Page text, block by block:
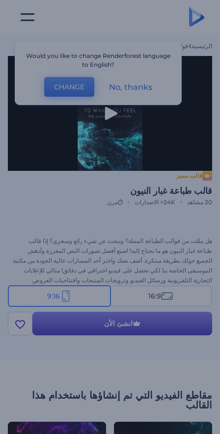
الرئيسية قوالب
قالب مميز
قالب طباعة غبار النيون
20 مشاهد 24K+ الاصدارات مرن
هل مللت من قوالب الطباعة المملة؟ وتبحث عن شيء رائع وسحري؟ إذَا قالب
طباعة غبار النيون هو ما تحتاج إليه! اصنع أفضل تصورات النص المعززة وأدهش
الجميع حولك بطريقة مبتكرة. أضف نصك واختر أحد المسارات عالية الجودة من مكتبة
الموسيقى الخاصة بنا لكي تحصل على فيديو احترافي في دقائق! مثالي للإعلانات
التجارية التلفزيونية ورسائل الفيديو وترويجات المنتجات وافتتاحيات العروض
التقديمية والمزيد. جرب إصدار قصة الإنستغرام لهذا القالب الآن مجانًأ!
16:9
9:16
انشئ الأن
مقاطع الفيديو التي تم إنشاؤها باستخدام هذا
القالب
Would you like to change Renderforest language
to English?
CHANGE No, thanks